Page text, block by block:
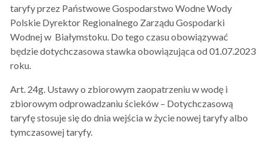
taryfy przez Państwowe Gospodarstwo Wodne Wody
Polskie Dyrektor Regionalnego Zarządu Gospodarki
Wodnej w Białymstoku. Do tego czasu obowiązywać
będzie dotychczasowa stawka obowiązująca od 01.07.2023
roku.
Art. 24g. Ustawy o zbiorowym zaopatrzeniu w wodę i
zbiorowym odprowadzaniu ścieków – Dotychczasową
taryfę stosuje się do dnia wejścia w życie nowej taryfy albo
tymczasowej taryfy.